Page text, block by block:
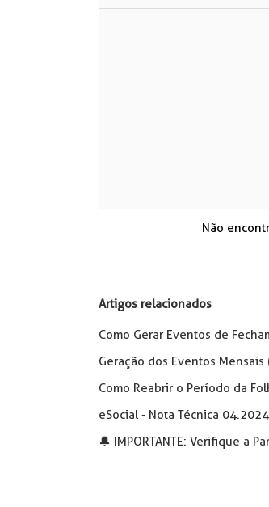
Não
Artigos relacionados
Como Gerar Eventos de
Geração dos Eventos
Como Reabrir o Período da
eSocial - Nota Técnica
🔔 IMPORTANTE: Verifique a